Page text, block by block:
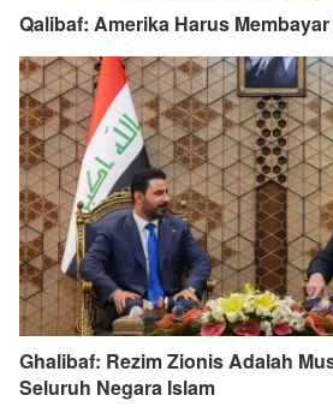
Qalibaf: Amerika Harus
Ghalibaf: Rezim Zionis Adalah
Seluruh Negara Islam